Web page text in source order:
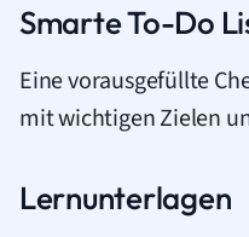
Smarte To-Do
Eine vorausgefüllte
mit wichtigen Zielen
Lernunterlagen